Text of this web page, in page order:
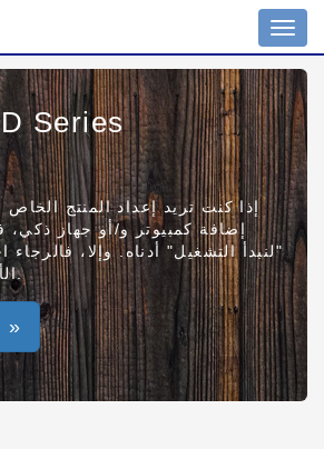
Series
إذا كنت تريد إعداد المنتج الخاص
إضافة كمبيوتر و/أو جهاز ذكي،
"لنبدأ التشغيل" أدناه. وإلا، فالرجاء
الأخرى المتاحة أدناه.
لنبدأ التشغيل »